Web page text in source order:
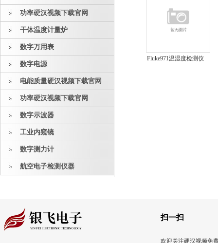
功率硬汉视频下载官网
干体温度计量炉
数字万用表
数字电源
电能质量硬汉视频下载官网
功率硬汉视频下载官网
数字示波器
工业内窥镜
数字测力计
航空电子检测仪器
Fluke971温湿度检测仪
扫一扫
欢迎关注硬汉视频免